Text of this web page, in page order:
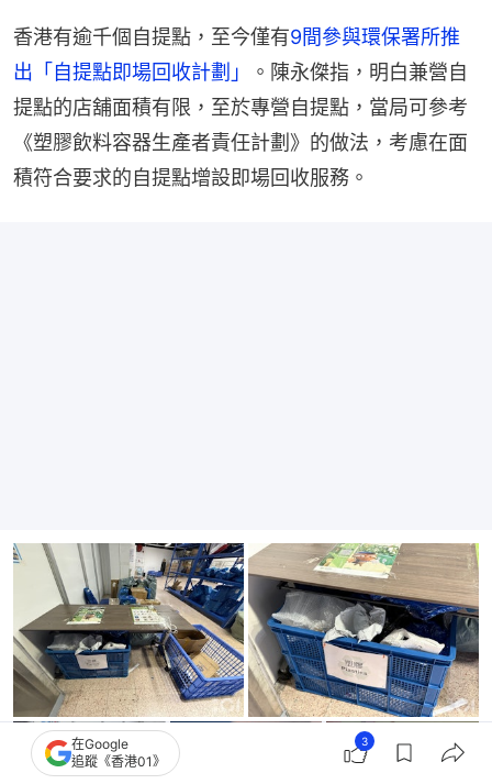
香港有逾千個自提點，至今僅有9間參與環保署所推
出「自提點即場回收計劃」
。陳永傑指，明白兼營自
提點的店舖面積有限，至於專營自提點，當局可參考
《塑膠飲料容器生產者責任計劃》的做法，考慮在面
積符合要求的自提點增設即場回收服務。
在Google
追蹤《香港01》
3